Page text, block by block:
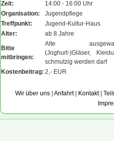
Zeit:
14:00 - 16:00 Uhr
Organisation:
Jugendpflege
Treffpunkt:
Jugend-Kultur-Haus
Alter:
ab 8 Jahre
Bitte
mitbringen:
Alte
(Joghurt-)Gläser,
schmutzig werden darf
Kostenbeitrag: 2,- EUR
Wir über uns Anfahrt| Kontakt|